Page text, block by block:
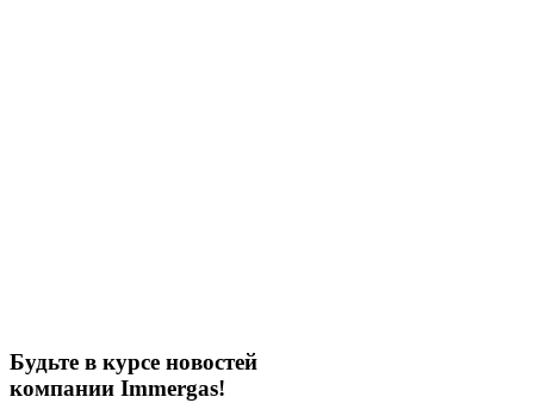
Будьте в курсе новостей
компании Immergas!